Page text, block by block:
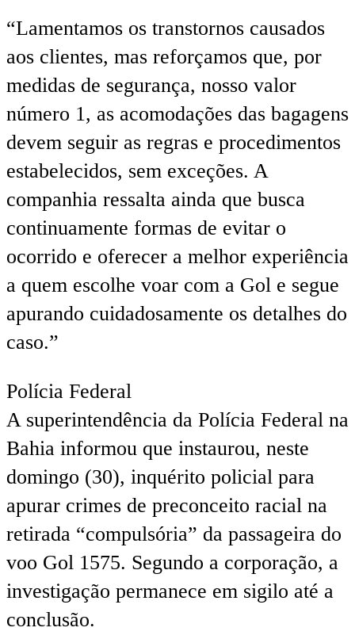
“Lamentamos os transtornos causados
aos clientes, mas reforçamos que, por
medidas de segurança, nosso valor
número 1, as acomodações das bagagens
devem seguir as regras e procedimentos
estabelecidos, sem exceções. A
companhia ressalta ainda que busca
continuamente formas de evitar o
ocorrido e oferecer a melhor experiência
a quem escolhe voar com a Gol e segue
apurando cuidadosamente os detalhes do
caso.”
Polícia Federal
A superintendência da Polícia Federal na
Bahia informou que instaurou, neste
domingo (30), inquérito policial para
apurar crimes de preconceito racial na
retirada “compulsória” da passageira do
voo Gol 1575. Segundo a corporação, a
investigação permanece em sigilo até a
conclusão.